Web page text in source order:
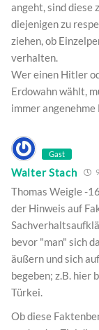
angeht, sind diese
diejenigen zu
ziehen, ob
verhalten.
Wer einen Hitler
Erdowahn wählt,
immer angenehme
Gast
Walter Stach
Thomas Weigle -
der Hinweis auf
bevor "man" sich
äußern und sich
begeben; z.B. hier
Türkei.
Ob diese